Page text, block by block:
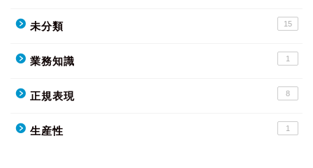
未分類 15
業務知識 1
正規表現 8
生産性 1